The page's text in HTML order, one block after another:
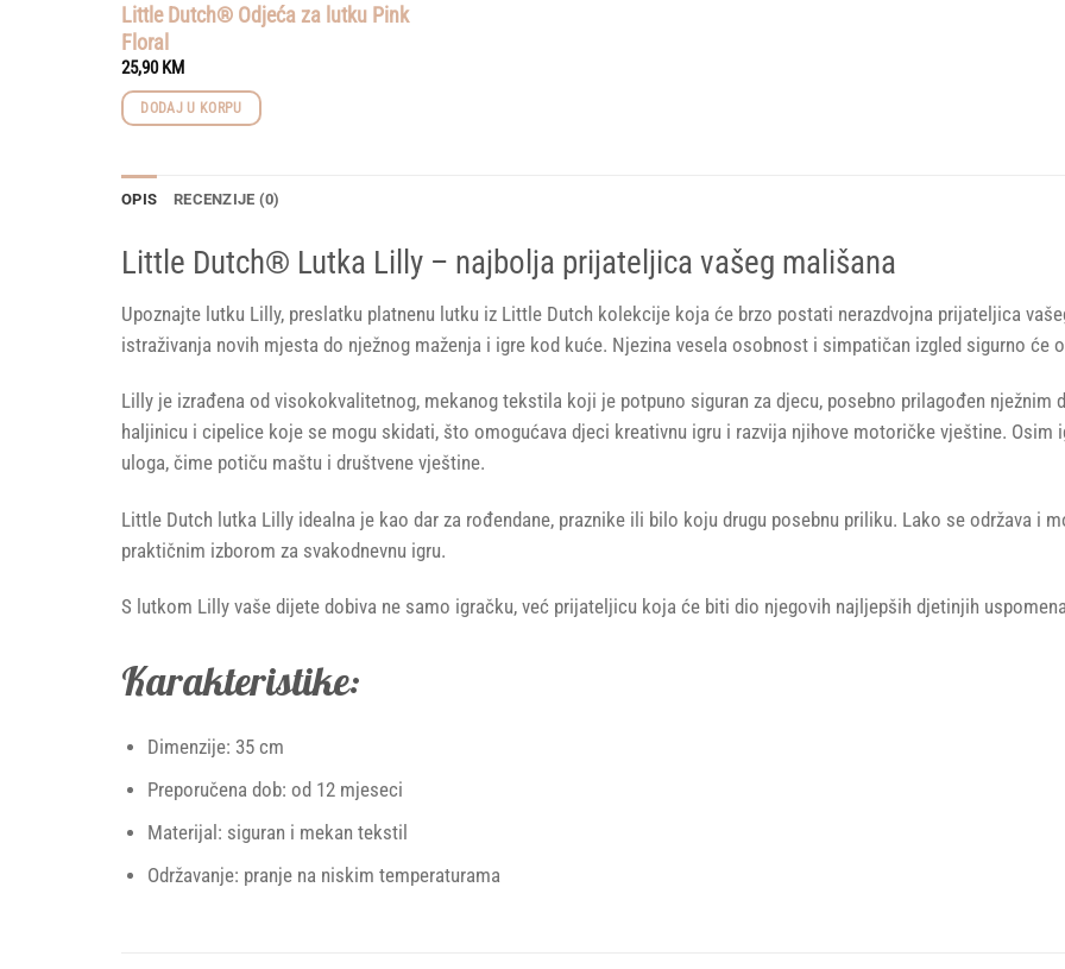
Little Dutch® Odjeća za lutku Pink
Floral
25,90KM
DODAJ U KORPU
OPIS RECENZIJE (0)
Little Dutch® Lutka Lilly – najbolja prijateljica vašeg mališana
Upoznajte lutku Lilly, preslatku platnenu lutku iz Little Dutch kolekcije koja će brzo postati nerazdvojna prijateljica
istraživanja novih mjesta do nježnog maženja i igre kod kuće. Njezina vesela osobnost i simpatičan izgled sigurno će
Lilly je izrađena od visokokvalitetnog, mekanog tekstila koji je potpuno siguran za djecu, posebno prilagođen nježnim
haljinicu i cipelice koje se mogu skidati, što omogućava djeci kreativnu igru i razvija njihove motoričke vještine.
uloga, čime potiču maštu i društvene vještine.
Little Dutch lutka Lilly idealna je kao dar za rođendane, praznike ili bilo koju drugu posebnu priliku. Lako se održava i
praktičnim izborom za svakodnevnu igru.
S lutkom Lilly vaše dijete dobiva ne samo igračku, već prijateljicu koja će biti dio njegovih najljepših djetinjih
Karakteristike:
Dimenzije: 35 cm
Preporučena dob: od 12 mjeseci
Materijal: siguran i mekan tekstil
Održavanje: pranje na niskim temperaturama